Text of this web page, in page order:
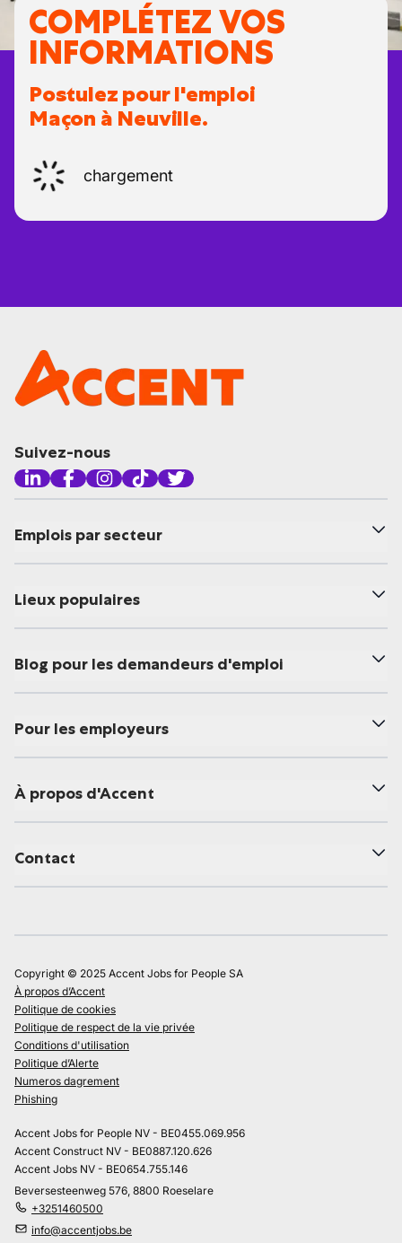
COMPLÉTEZ VOS
INFORMATIONS
Postulez pour l'emploi
Maçon à Neuville.
chargement
Suivez-nous
Emplois par secteur
Lieux populaires
Blog pour les demandeurs d'emploi
Pour les employeurs
À propos d'Accent
Contact
Copyright © 2025 Accent Jobs for People SA
À propos d’Accent
Politique de cookies
Politique de respect de la vie privée
Conditions d'utilisation
Politique d’Alerte
Numeros dagrement
Phishing
Accent Jobs for People NV - BE0455.069.956
Accent Construct NV - BE0887.120.626
Accent Jobs NV - BE0654.755.146
Beversesteenweg 576, 8800 Roeselare
+3251460500
info@accentjobs.be